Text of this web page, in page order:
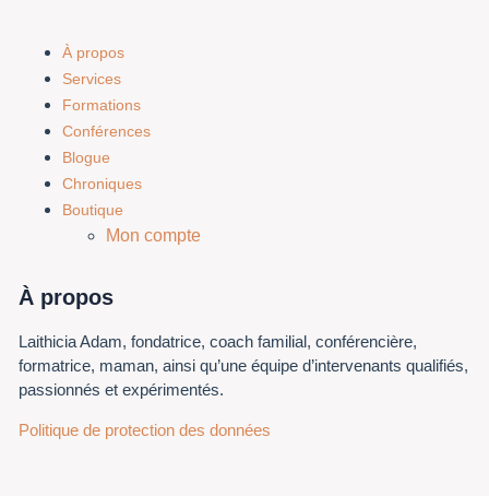
À propos
Services
Formations
Conférences
Blogue
Chroniques
Boutique
Mon compte
À propos
Laithicia Adam, fondatrice, coach familial, conférencière,
formatrice, maman, ainsi qu’une équipe d’intervenants qualifiés,
passionnés et expérimentés.
Politique de protection des données